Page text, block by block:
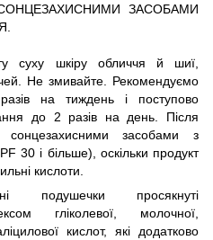
ЗАСОБАМИ
суху шкіру обличчя й шиї,
Не змивайте. Рекомендуємо
на тиждень і поступово
до 2 разів на день. Після
сонцезахисними засобами з
30 і більше), оскільки продукт
кислоти.
подушечки просякнуті
гліколевої, молочної,
кислот, які додатково